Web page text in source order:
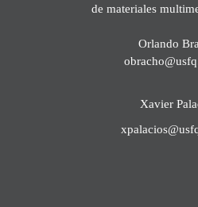
de materiales
Orlando
Xavier